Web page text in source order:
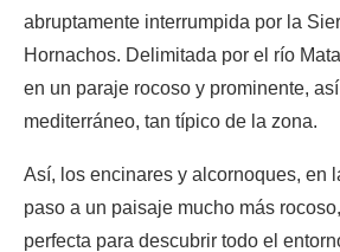
abruptamente interrumpida por la
Hornachos. Delimitada por el río
en un paraje rocoso y prominente,
mediterráneo, tan típico de la zona.
Así, los encinares y alcornoques, en
paso a un paisaje mucho más
perfecta para descubrir todo el